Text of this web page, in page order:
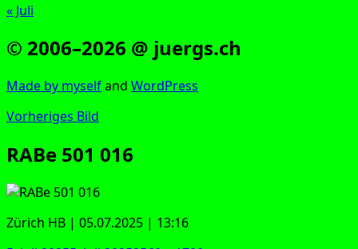
« Juli
© 2006–2026 @ juergs.ch
Made by mys­elfand Word­Press
Vorheriges Bild
RABe 501 016
Zürich HB | 05.07.2025 | 13:16